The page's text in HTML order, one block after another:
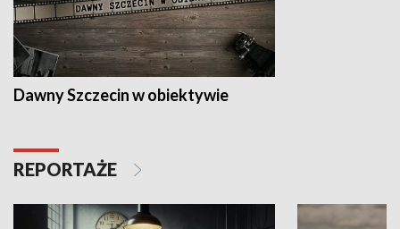
Dawny Szczecin w obiektywie
REPORTAŻE